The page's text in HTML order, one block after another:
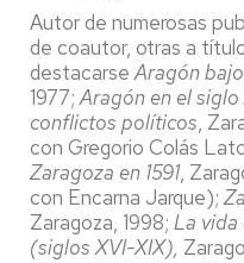
Autor de numerosas
de coautor, otras a
destacarseAragón
1977;Aragón en el
conflictos políticos,
con Gregorio Colás
Zaragoza en 1591,
con Encarna Jarque);
Zaragoza, 1998; La vida
(siglos XVI-XIX),